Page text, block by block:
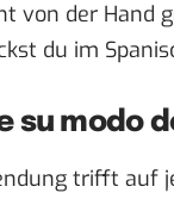
von der Hand
du im
su modo
trifft auf